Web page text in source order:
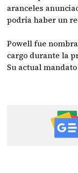
aranceles
podría haber un
Powell fue
cargo durante la
Su actual